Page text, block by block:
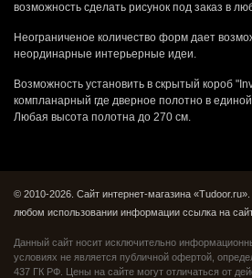
возможность сделать рисунок под заказ в
Неограниченое количество форм дает
неординарные интерьерные идеи.
Возможность установить в скрытый короб
компланарный где дверное полотно в
Любая высота полотна до 270 см.
© 2010-2026. Сайт интернет-магазина
любом использовании информации ссылка на
Данный сайт носит исключительно
условиях не является публичной офертой,
437 ГК РФ. Цены на сайте могут отличаться от